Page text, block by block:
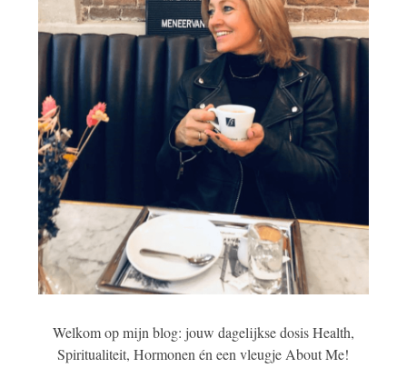
Welkom op mijn blog: jouw dagelijkse dosis Health,
Spiritualiteit, Hormonen én een vleugje About Me!